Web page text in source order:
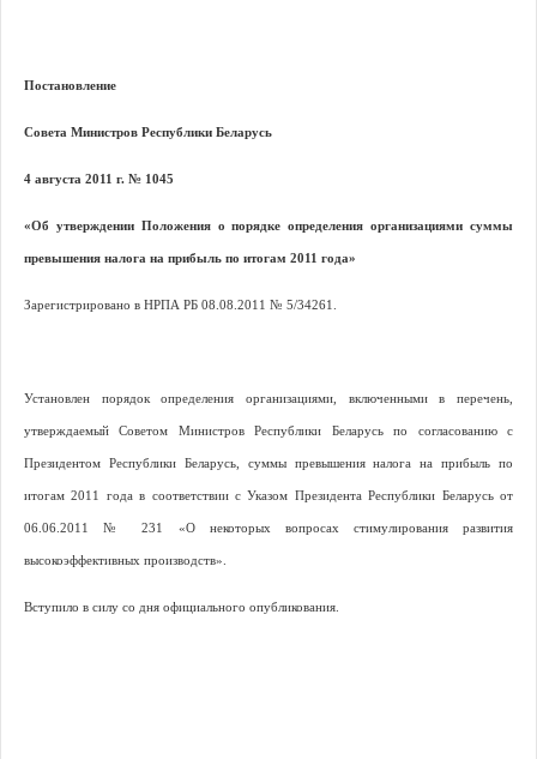
Постановление
Совета Министров Республики Беларусь
4 августа 2011 г. № 1045
«Об утверждении Положения о порядке определения организациями суммы
превышения налога на прибыль по итогам 2011 года»
Зарегистрировано в НРПА РБ 08.08.2011 № 5/34261.
Установлен порядок определения организациями, включенными в перечень,
утверждаемый Советом Министров Республики Беларусь по согласованию с
Президентом Республики Беларусь, суммы превышения налога на прибыль по
итогам 2011 года в соответствии с Указом Президента Республики Беларусь от
06.06.2011 № 231 «О некоторых вопросах стимулирования развития
высокоэффективных производств».
Вступило в силу со дня официального опубликования.